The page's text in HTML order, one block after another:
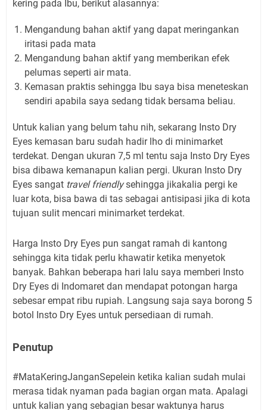
kering pada Ibu, berikut alasannya:
Mengandung bahan aktif yang dapat meringankan
iritasi pada mata
Mengandung bahan aktif yang memberikan efek
pelumas seperti air mata.
Kemasan praktis sehingga Ibu saya bisa meneteskan
sendiri apabila saya sedang tidak bersama beliau.
Untuk kalian yang belum tahu nih, sekarang Insto Dry
Eyes kemasan baru sudah hadir lho di minimarket
terdekat. Dengan ukuran 7,5 ml tentu saja Insto Dry Eyes
bisa dibawa kemanapun kalian pergi. Ukuran Insto Dry
Eyes sangat travel friendlysehingga jikakalia pergi ke
luar kota, bisa bawa di tas sebagai antisipasi jika di kota
tujuan sulit mencari minimarket terdekat.
Harga Insto Dry Eyes pun sangat ramah di kantong
sehingga kita tidak perlu khawatir ketika menyetok
banyak. Bahkan beberapa hari lalu saya memberi Insto
Dry Eyes di Indomaret dan mendapat potongan harga
sebesar empat ribu rupiah. Langsung saja saya borong 5
botol Insto Dry Eyes untuk persediaan di rumah.
Penutup
#MataKeringJanganSepelein ketika kalian sudah mulai
merasa tidak nyaman pada bagian organ mata. Apalagi
untuk kalian yang sebagian besar waktunya harus